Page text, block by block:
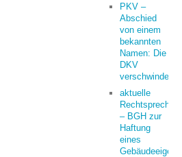
PKV –
Abschied
von einem
bekannten
Namen: Die
DKV
verschwindet
aktuelle
– BGH zur
Haftung
eines